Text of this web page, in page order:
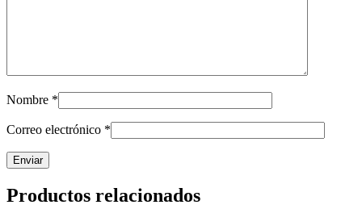
Nombre *
Correo electrónico *
Productos relacionados